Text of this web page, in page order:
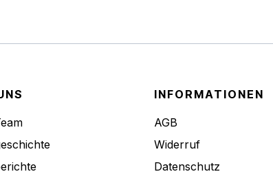
INFORMATIONEN
AGB
Widerruf
Datenschutz